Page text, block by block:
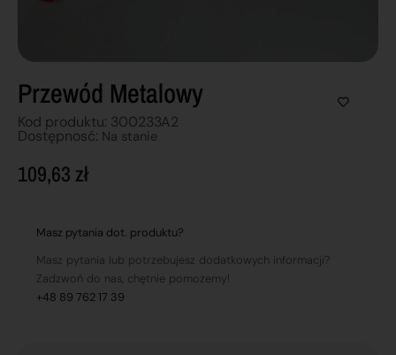
Przewód Metalowy
Kod produktu: 300233A2
Dostępnosć: Na stanie
109,63 zł
Masz pytania dot. produktu?
Masz pytania lub potrzebujesz dodatkowych informacji?
Zadzwoń do nas, chętnie pomożemy!
+48 89 762 17 39